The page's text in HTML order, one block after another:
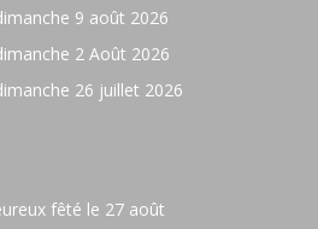
9 août 2026
2 Août 2026
26 juillet 2026
fêté le 27 août